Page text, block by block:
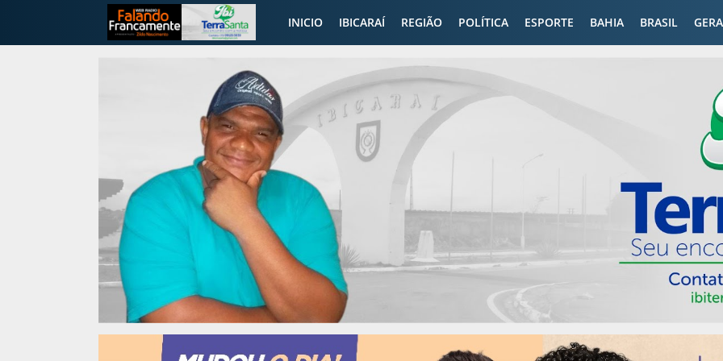
INICIO IBICARAÍ REGIÃO POLÍTICA ESPORTE BAHIA BRASIL